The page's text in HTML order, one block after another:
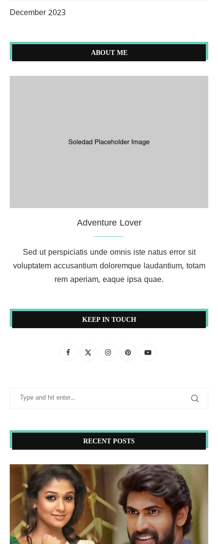
December 2023
ABOUT ME
Adventure Lover
Sed ut perspiciatis unde omnis iste natus error sit
voluptatem accusantium doloremque laudantium, totam
rem aperiam, eaque ipsa quae.
KEEP IN TOUCH
RECENT POSTS